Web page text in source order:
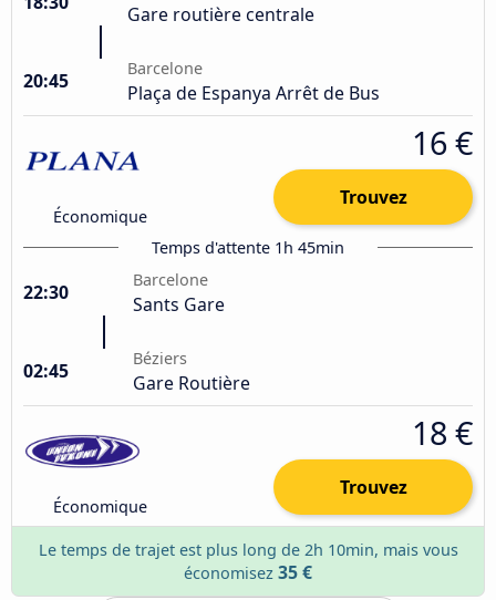
Gare routière centrale
20:45
Barcelone
Plaça de Espanya Arrêt de Bus
Économique
16 €
Trouvez
Temps d'attente 1h 45min
22:30
Barcelone
Sants Gare
02:45
Béziers
Gare Routière
Économique
18 €
Trouvez
Le temps de trajet est plus long de 2h 10min, mais vous
économisez 35 €